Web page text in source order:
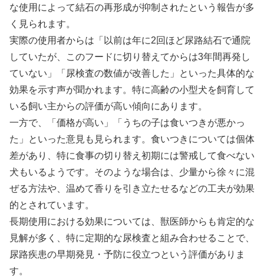
な使用によって結石の再形成が抑制されたという報告が多
く見られます。
実際の使用者からは「以前は年に2回ほど尿路結石で通院
していたが、このフードに切り替えてからは3年間再発し
ていない」「尿検査の数値が改善した」といった具体的な
効果を示す声が聞かれます。特に高齢の小型犬を飼育して
いる飼い主からの評価が高い傾向にあります。
一方で、「価格が高い」「うちの子は食いつきが悪かっ
た」といった意見も見られます。食いつきについては個体
差があり、特に食事の切り替え初期には警戒して食べない
犬もいるようです。そのような場合は、少量から徐々に混
ぜる方法や、温めて香りを引き立たせるなどの工夫が効果
的とされています。
長期使用における効果については、獣医師からも肯定的な
見解が多く、特に定期的な尿検査と組み合わせることで、
尿路疾患の早期発見・予防に役立つという評価がありま
す。